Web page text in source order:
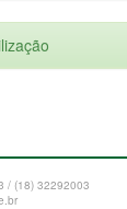
/ (18) 32292003